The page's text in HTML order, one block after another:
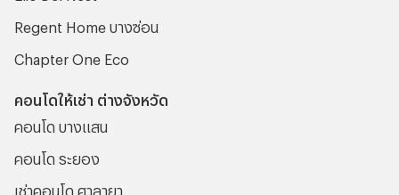
Regent Home บางซ่อน
Chapter One Eco
คอนโดให้เช่า ต่างจังหวัด
คอนโด บางแสน
คอนโด ระยอง
เช่าคอนโด ศาลายา